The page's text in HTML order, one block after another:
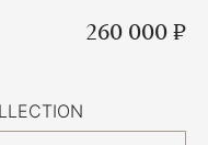
260 000 ₽